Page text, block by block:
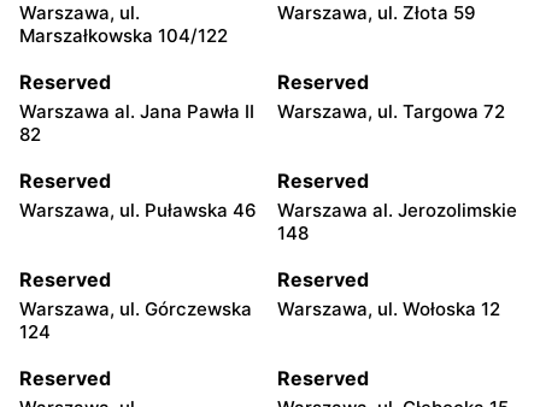
Warszawa, ul.
Marszałkowska 104/122
Warszawa, ul. Złota 59
Reserved
Warszawa al. Jana Pawła II
82
Reserved
Warszawa, ul. Targowa 72
Reserved
Warszawa, ul. Puławska 46
Reserved
Warszawa al. Jerozolimskie
148
Reserved
Warszawa, ul. Górczewska
124
Reserved
Warszawa, ul. Wołoska 12
Reserved Reserved